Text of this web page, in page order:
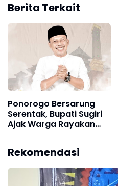
Berita Terkait
Ponorogo Bersarung
Serentak, Bupati Sugiri
Ajak Warga Rayakan
Rekomendasi